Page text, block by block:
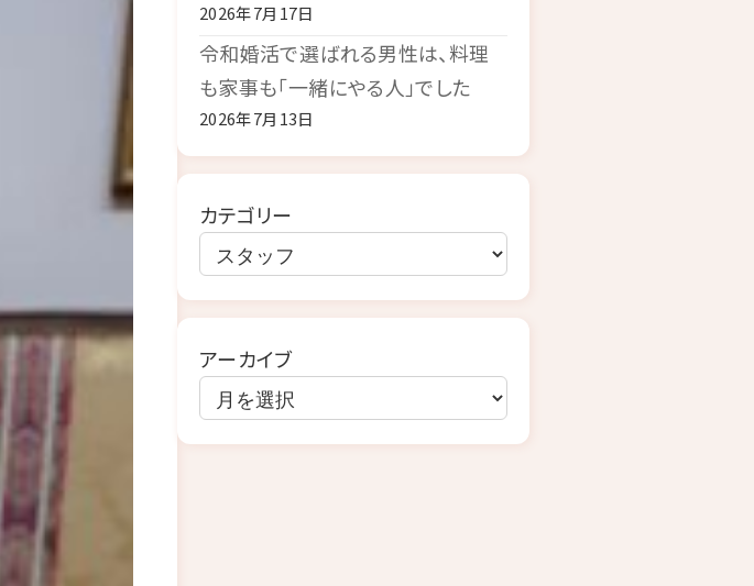
2026年7月17日
令和婚活で選ばれる男性は、料理
も家事も「一緒にやる人」でした
2026年7月13日
カテゴリー
アーカイブ